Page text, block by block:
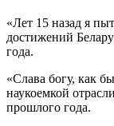
«Лет 15 назад я
достижений
года.
«Слава богу, как
наукоемкой
прошлого года.